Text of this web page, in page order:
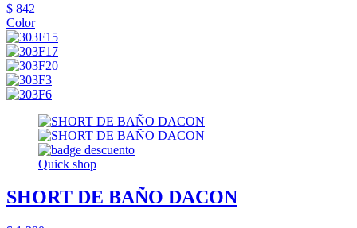
$ 842
Color
Quick shop
SHORT DE BAÑO DACON